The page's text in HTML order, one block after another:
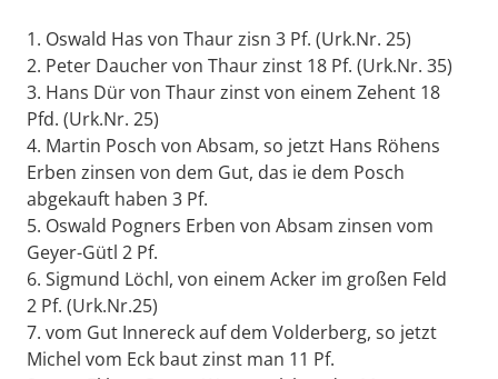
1. Oswald Has von Thaur zisn 3 Pf. (Urk.Nr. 25)
2. Peter Daucher von Thaur zinst 18 Pf. (Urk.Nr. 35)
3. Hans Dür von Thaur zinst von einem Zehent 18
Pfd. (Urk.Nr. 25)
4. Martin Posch von Absam, so jetzt Hans Röhens
Erben zinsen von dem Gut, das ie dem Posch
abgekauft haben 3 Pf.
5. Oswald Pogners Erben von Absam zinsen vom
Geyer-Gütl 2 Pf.
6. Sigmund Löchl, von einem Acker im großen Feld
2 Pf. (Urk.Nr.25)
7. vom Gut Innereck auf dem Volderberg, so jetzt
Michel vom Eck baut zinst man 11 Pf.